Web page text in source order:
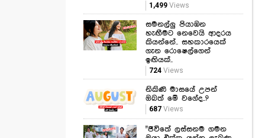
පිළිකා මාරයාගේ
ගැන ඇසෙන සංවේදී
කතාව මෙන්න...
1,499Views
සමනල්ලු පියාඹන
හැඟීමට නෙවෙයි ආදරය
ගැන රොෂෙල්ගෙන්
ඉඟියක්..
724 Views
නිකිණි මාසයේ උපන්